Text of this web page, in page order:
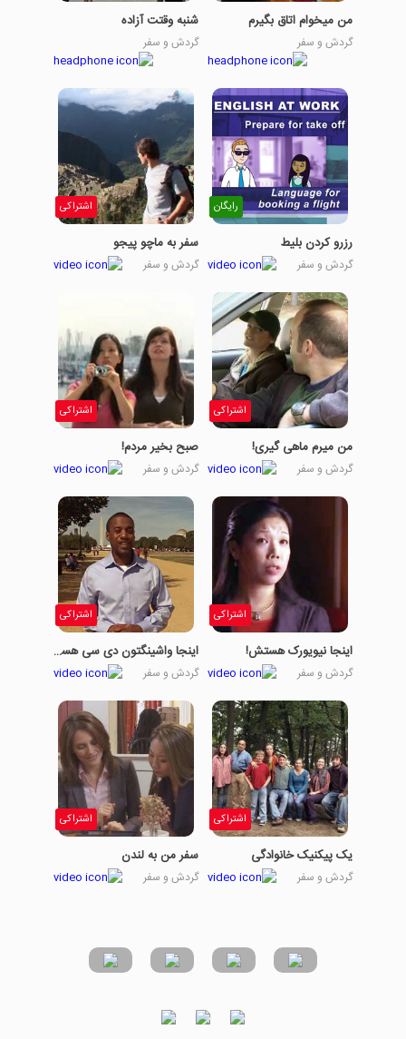
من میخوام اتاق بگیرم
گردش و سفر
شنبه وقتت آزاده
گردش و سفر
رایگان
رزرو کردن بلیط
گردش و سفر
اشتراکی
سفر به ماچو پیجو
گردش و سفر
اشتراکی
من میرم ماهی گیری!
گردش و سفر
اشتراکی
صبح بخیر مردم!
گردش و سفر
اشتراکی
اینجا نیویورک هستش!
گردش و سفر
اشتراکی
اینجا واشینگتون دی سی هستش
گردش و سفر
اشتراکی
یک پیکنیک خانوادگی
گردش و سفر
اشتراکی
سفر من به لندن
گردش و سفر